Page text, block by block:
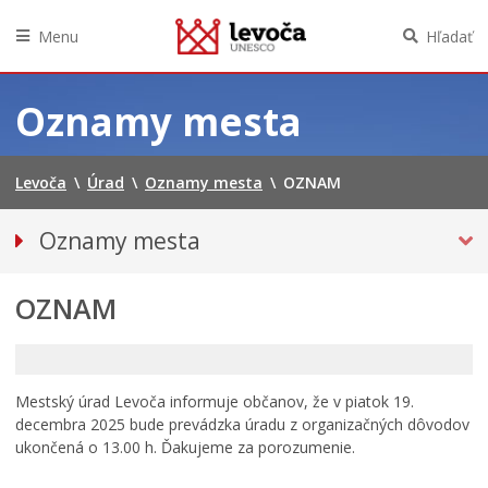
obsah
Menu Hľadať
Oznamy mesta
Levoča \ Úrad \ Oznamy mesta \ OZNAM
Oznamy mesta
Bezpečnosť
Kultúra, šport a propagácia
Primátor informuje
OZNAM
Mestský úrad Levoča informuje občanov, že v piatok 19.
decembra 2025 bude prevádzka úradu z organizačných dôvodov
ukončená o 13.00 h. Ďakujeme za porozumenie.